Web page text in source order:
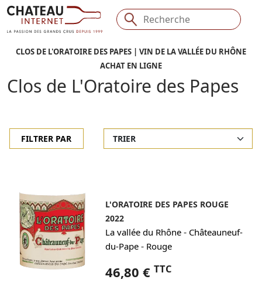
CLOS DE L'ORATOIRE DES PAPES | VIN DE LA VALLÉE DU RHÔNE
ACHAT EN LIGNE
Clos de L'Oratoire des Papes
FILTRER PAR
L'ORATOIRE DES PAPES ROUGE
2022
La vallée du Rhône - Châteauneuf-
du-Pape - Rouge
46,80 € TTC